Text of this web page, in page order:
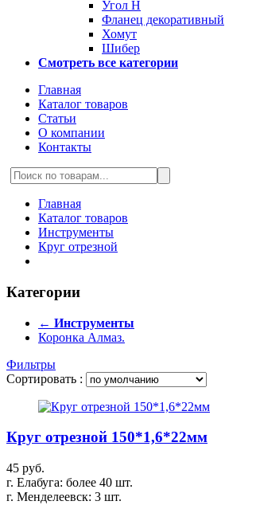
Угол Н
Фланец декоративный
Хомут
Шибер
Смотреть все категории
Главная
Каталог товаров
Статьи
О компании
Контакты
Главная
Каталог товаров
Инструменты
Круг отрезной
Категории
← Инструменты
Коронка Алмаз.
Фильтры
Сортировать :
Круг отрезной 150*1,6*22мм
45 руб.
г. Елабуга: более 40 шт.
г. Менделеевск: 3 шт.